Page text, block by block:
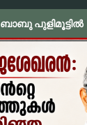
ബാബു പുളിമൂട്ടിൽ